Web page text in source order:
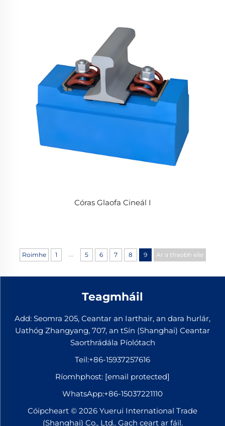
Córas Glaofa Cineál I
Roimhe 1 ... 5 6 7 8 9 Ar a thaobh eile
Teagmháil
Add: Seomra 205, Ceantar an Iarthair, an dara hurlár,
Uathóg Zhangyang, 707, an tSín (Shanghai) Ceantar
Saorthrádála Píolótach
Teil:+86-15937257616
Ríomhphost: [email protected]
WhatsApp:+86-15037221110
Cóipcheart © 2026 Yuerui International Trade
(Shanghai) Co., Ltd.. Gach ceart ar fáil.